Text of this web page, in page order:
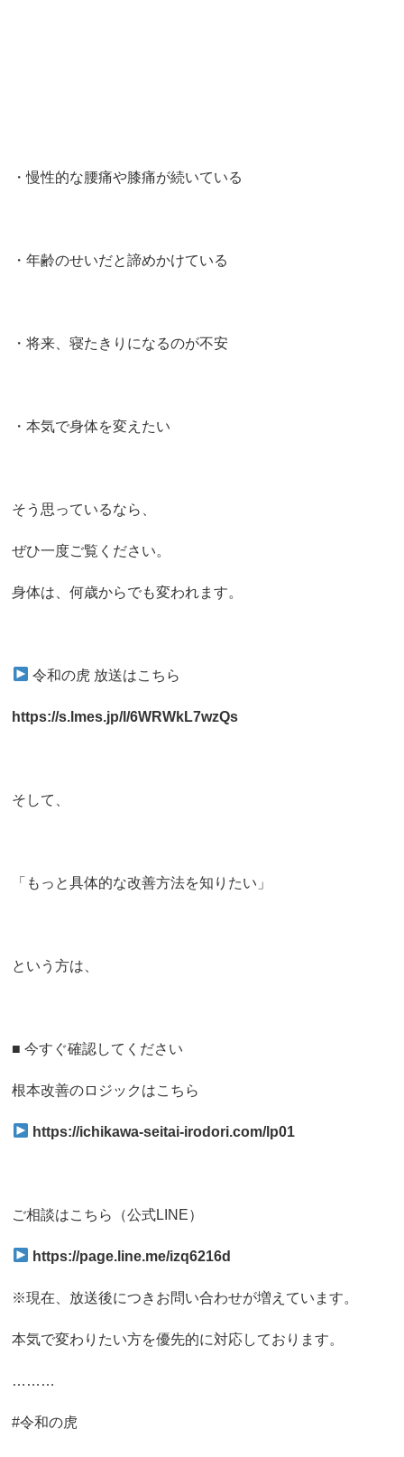
・慢性的な腰痛や膝痛が続いている
・年齢のせいだと諦めかけている
・将来、寝たきりになるのが不安
・本気で身体を変えたい
そう思っているなら、
ぜひ一度ご覧ください。
身体は、何歳からでも変われます。
令和の虎 放送はこちら
https://s.lmes.jp/l/6WRWkL7wzQs
そして、
「もっと具体的な改善方法を知りたい」
という方は、
■ 今すぐ確認してください
根本改善のロジックはこちら
https://ichikawa-seitai-irodori.com/lp01
ご相談はこちら（公式LINE）
https://page.line.me/izq6216d
※現在、放送後につきお問い合わせが増えています。
本気で変わりたい方を優先的に対応しております。
………
#令和の虎